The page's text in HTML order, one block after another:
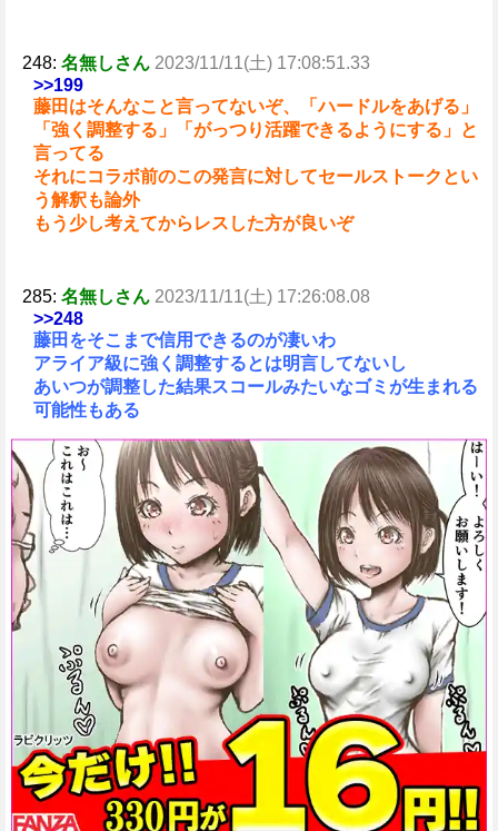
248: 名無しさん 2023/11/11(土) 17:08:51.33
>>199
藤田はそんなこと言ってないぞ、「ハードルをあげる」
「強く調整する」「がっつり活躍できるようにする」と
言ってる
それにコラボ前のこの発言に対してセールストークとい
う解釈も論外
もう少し考えてからレスした方が良いぞ
285: 名無しさん 2023/11/11(土) 17:26:08.08
>>248
藤田をそこまで信用できるのが凄いわ
アライア級に強く調整するとは明言してないし
あいつが調整した結果スコールみたいなゴミが生まれる
可能性もある